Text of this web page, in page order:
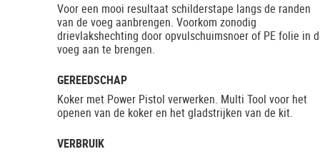
Voor een mooi resultaat schilderstape langs de randen
van de voeg aanbrengen. Voorkom zonodig
drievlakshechting door opvulschuimsnoer of PE folie in
voeg aan te brengen.
GEREEDSCHAP
Koker met Power Pistol verwerken. Multi Tool voor het
openen van de koker en het gladstrijken van de kit.
VERBRUIK